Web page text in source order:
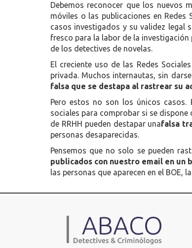
Debemos reconocer que los nuevos
móviles o las publicaciones en Redes
casos investigados y su validez legal
fresco para la labor de la
de los detectives de novelas.
El creciente uso de las Redes
privada. Muchos internautas, sin
falsa que se destapa al rastrear su
Pero estos no son los únicos casos.
sociales para comprobar si se
de RRHH pueden destapar unafalsa
personas desaparecidas.
Pensemos que no solo se pueden
publicados con nuestro email en un
las personas que aparecen en el